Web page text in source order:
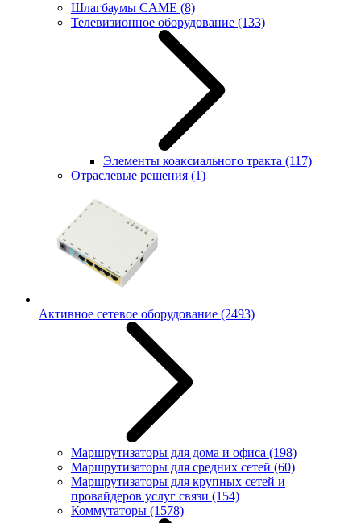
Шлагбаумы CAME (8)
Телевизионное оборудование (133)
Элементы коаксиального тракта (117)
Отраслевые решения (1)
Активное сетевое оборудование (2493)
Маршрутизаторы для дома и офиса (198)
Маршрутизаторы для средних сетей (60)
Маршрутизаторы для крупных сетей и
провайдеров услуг связи (154)
Коммутаторы (1578)